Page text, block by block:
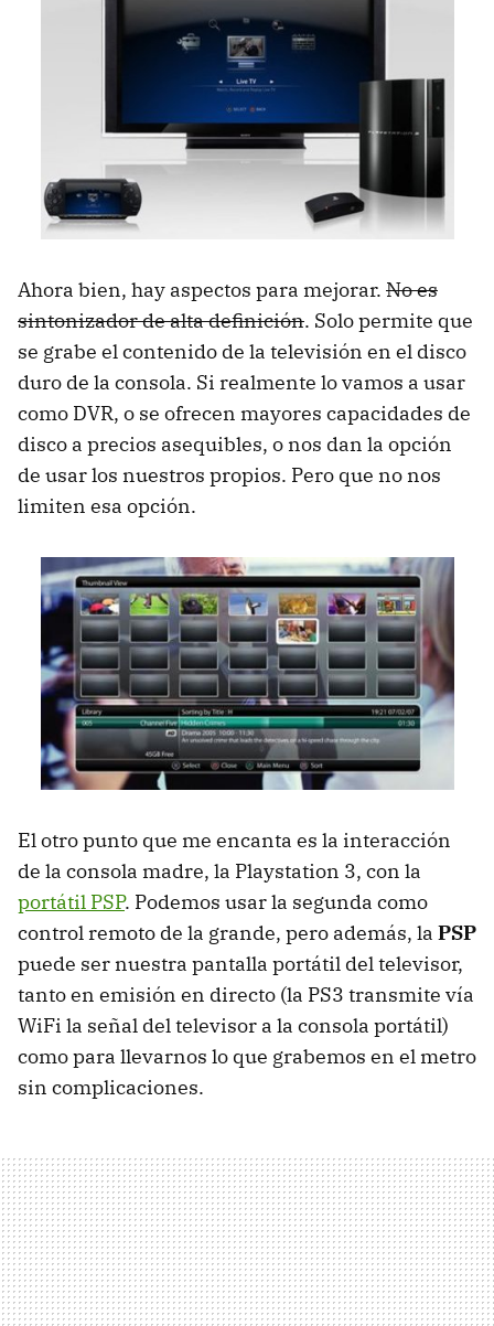
Ahora bien, hay aspectos para mejorar. No es
sintonizador de alta definición. Solo permite que
se grabe el contenido de la televisión en el disco
duro de la consola. Si realmente lo vamos a usar
como DVR, o se ofrecen mayores capacidades de
disco a precios asequibles, o nos dan la opción
de usar los nuestros propios. Pero que no nos
limiten esa opción.
El otro punto que me encanta es la interacción
de la consola madre, la Playstation 3, con la
portátil PSP. Podemos usar la segunda como
control remoto de la grande, pero además, la PSP
puede ser nuestra pantalla portátil del televisor,
tanto en emisión en directo (la PS3 transmite vía
WiFi la señal del televisor a la consola portátil)
como para llevarnos lo que grabemos en el metro
sin complicaciones.